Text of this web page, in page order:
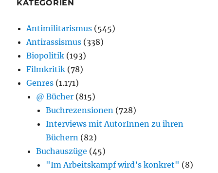
KATEGORIEN
Antimilitarismus (545)
Antirassismus (338)
Biopolitik (193)
Filmkritik (78)
Genres (1.171)
@ Bücher (815)
Buchrezensionen (728)
Interviews mit AutorInnen zu ihren
Büchern (82)
Buchauszüge (45)
"Im Arbeitskampf wird’s konkret" (8)